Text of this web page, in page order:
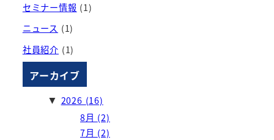
セミナー情報 (1)
ニュース (1)
社員紹介 (1)
アーカイブ
▼ 2026 (16)
8月 (2)
7月 (2)